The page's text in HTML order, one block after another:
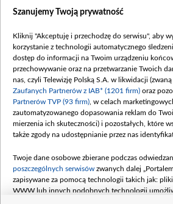
Dofinansowanie 635 783 051,21
(wpłata wrzesień 100 mln,
mln, listopad 265 mln)
Dofinansowanie 48 862 000,00
Data podpisania umowy:
(wpłata grudzień 60,548 mln)
Dofinansowanie 900 000 000,00
Data podpisania umowy: LUTY
kwiecień 180 mln, 7 maja 180
czerwca 90 mln)
Dofinansowanie 250 000 000,00
Szanujemy Twoją prywatność
Kliknij "Akceptuję i przechodzę do serwisu", aby
korzystanie z technologii automatycznego
dostęp do informacji na Twoim urządzeniu
przechowywanie oraz na przetwarzanie Twoich
nas, czyli Telewizję Polską S.A. w likwidacji (zwaną
Zaufanych Partnerów z IAB* (1201 firm) oraz
Partnerów TVP (93 firm) , w celach
zautomatyzowanego dopasowania reklam do
mierzenia ich skuteczności) i pozostałych, które
także zgody na udostępnianie przez nas
Twoje dane osobowe zbierane podczas
poszczególnych serwisów zwanych dalej
zapisywane za pomocą technologii takich jak:
WWW lub innych podobnych technologii